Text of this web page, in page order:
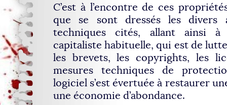
C’est à l’encontre de ces
que se sont dressés les divers
techniques cités, allant ainsi à
capitaliste habituelle, qui est de
les brevets, les copyrights, les
mesures techniques de
logiciel s’est évertuée à restaurer
une économie d’abondance.